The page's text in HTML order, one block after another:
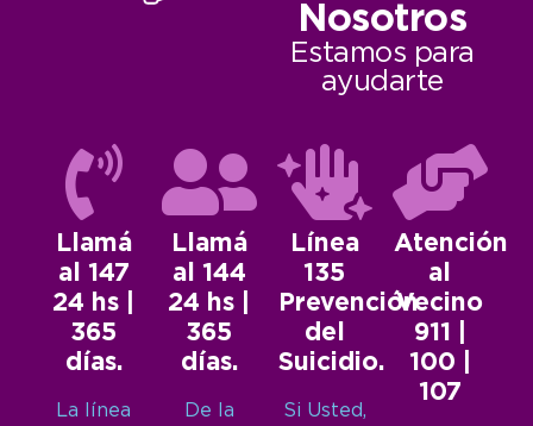
Nosotros
Estamos para
ayudarte
Llamá
al 147
24 hs |
365
días.
La línea
Llamá
al 144
24 hs |
365
días.
De la
Línea
135
Prevención
del
Suicidio.
Si Usted,
Atención
al
Vecino
911 |
100 |
107